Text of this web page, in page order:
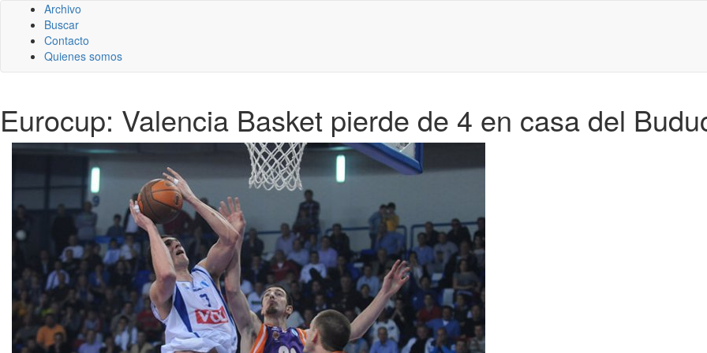
Archivo
Buscar
Contacto
Quienes somos
Eurocup: Valencia Basket pierde de 4 en casa del